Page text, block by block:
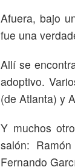
Afuera, bajo
fue una
Allí se
adoptivo.
(de Atlanta) y
Y muchos
salón:
Fernando